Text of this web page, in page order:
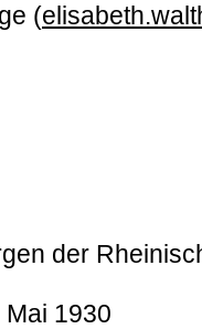
(
der
1930